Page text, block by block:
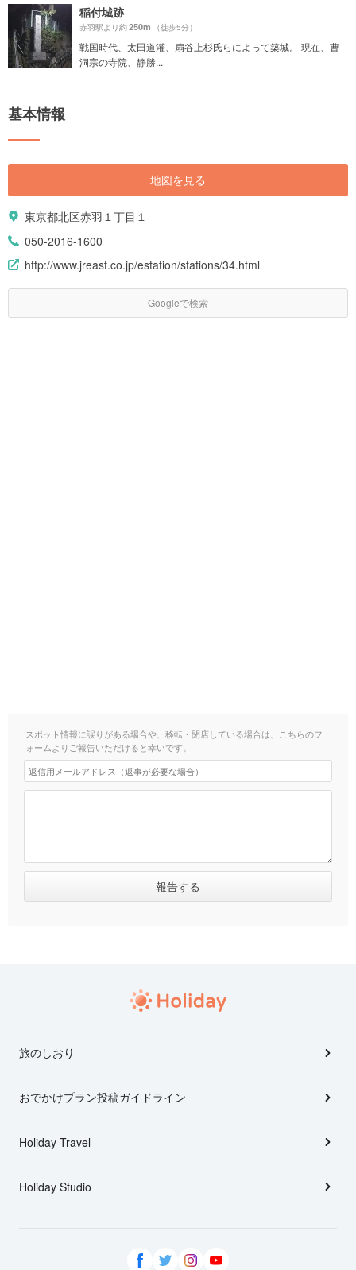
稲付城跡
赤羽駅より約250m （徒歩5分）
戦国時代、太田道灌、扇谷上杉氏らによって築城。 現在、曹
洞宗の寺院、静勝...
基本情報
地図を見る
東京都北区赤羽１丁目１
050-2016-1600
http://www.jreast.co.jp/estation/stations/34.html
Googleで検索
スポット情報に誤りがある場合や、移転・閉店している場合は、こちらのフ
ォームよりご報告いただけると幸いです。
旅のしおり
おでかけプラン投稿ガイドライン
Holiday Travel
Holiday Studio